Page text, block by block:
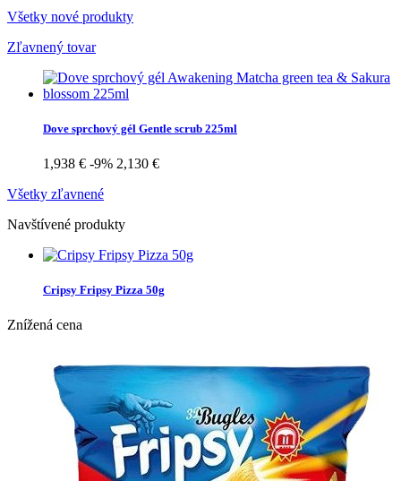
Všetky nové produkty
Zľavnený tovar
Dove sprchový gél Gentle scrub 225ml
1,938 € -9% 2,130 €
Všetky zľavnené
Navštívené produkty
Cripsy Fripsy Pizza 50g
Znížená cena